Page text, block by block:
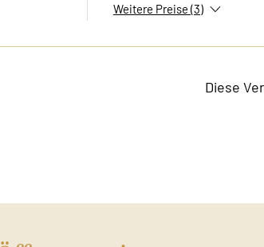
Weitere Preise (3)
Diese